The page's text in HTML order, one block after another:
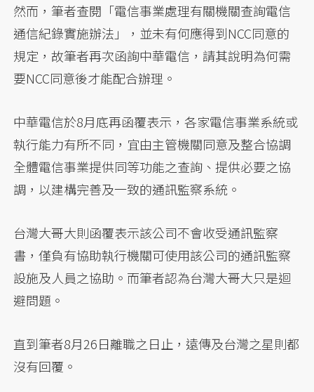
然而，筆者查閱「電信事業處理有關機關查詢電信
通信紀錄實施辦法」，並未有何應得到NCC同意的
規定，故筆者再次函詢中華電信，請其說明為何需
要NCC同意後才能配合辦理。
中華電信於8月底再函覆表示，各家電信事業系統或
執行能力有所不同，宜由主管機關同意及整合協調
全體電信事業提供同等功能之查詢、提供必要之協
調，以建構完善及一致的通訊監察系統。
台灣大哥大則函覆表示該公司不會收受通訊監察
書，僅負有協助執行機關可使用該公司的通訊監察
設施及人員之協助。而筆者認為台灣大哥大只是迴
避問題。
直到筆者8月26日離職之日止，遠傳及台灣之星則都
沒有回覆。